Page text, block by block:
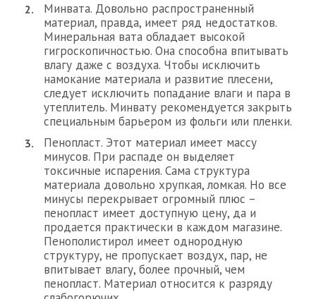
Минвата. Довольно распространенный
материал, правда, имеет ряд недостатков.
Минеральная вата обладает высокой
гигроскопичностью. Она способна впитывать
влагу даже с воздуха. Чтобы исключить
намокание материала и развитие плесени,
следует исключить попадание влаги и пара в
утеплитель. Минвату рекомендуется закрыть
специальным барьером из фольги или пленки.
Пенопласт. Этот материал имеет массу
минусов. При распаде он выделяет
токсичные испарения. Сама структура
материала довольно хрупкая, ломкая. Но все
минусы перекрывает огромный плюс –
пенопласт имеет доступную цену, да и
продается практически в каждом магазине.
Пенополистирол имеет однородную
структуру, не пропускает воздух, пар, не
впитывает влагу, более прочный, чем
пенопласт. Материал относится к разряду